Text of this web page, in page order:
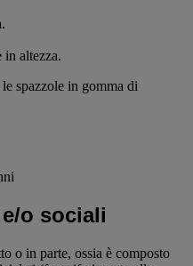
in altezza.
spazzole in gomma di
o sociali
o in parte, ossia è composto